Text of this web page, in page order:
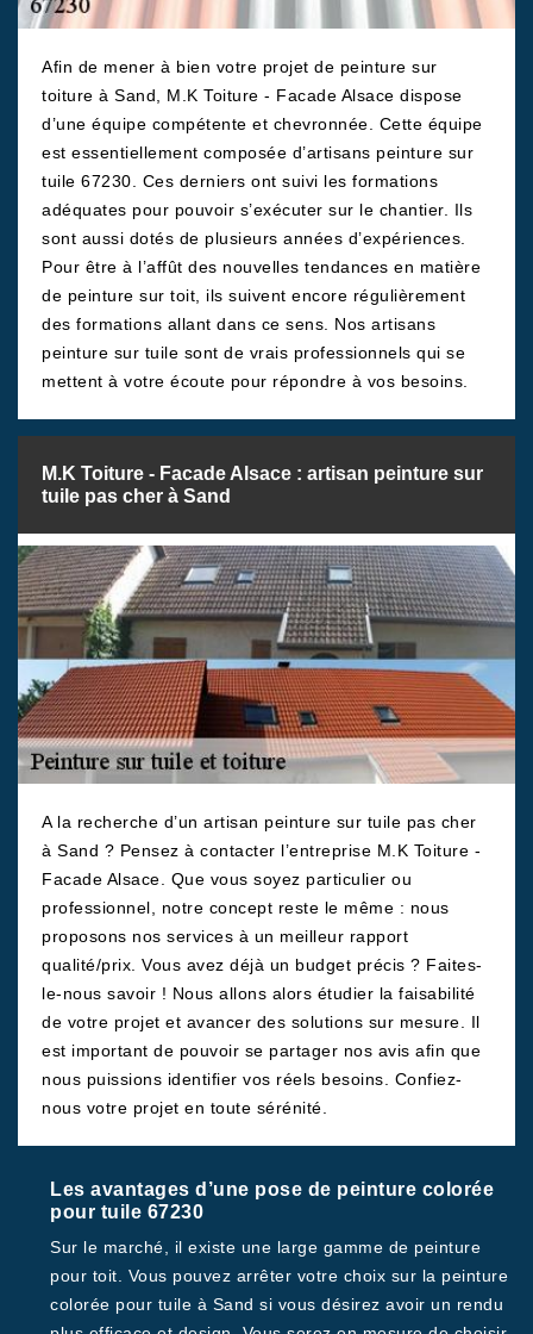
Afin de mener à bien votre projet de peinture sur
toiture à Sand, M.K Toiture - Facade Alsace dispose
d’une équipe compétente et chevronnée. Cette équipe
est essentiellement composée d’artisans peinture sur
tuile 67230. Ces derniers ont suivi les formations
adéquates pour pouvoir s’exécuter sur le chantier. Ils
sont aussi dotés de plusieurs années d’expériences.
Pour être à l’affût des nouvelles tendances en matière
de peinture sur toit, ils suivent encore régulièrement
des formations allant dans ce sens. Nos artisans
peinture sur tuile sont de vrais professionnels qui se
mettent à votre écoute pour répondre à vos besoins.
M.K Toiture - Facade Alsace : artisan peinture sur
tuile pas cher à Sand
A la recherche d’un artisan peinture sur tuile pas cher
à Sand ? Pensez à contacter l’entreprise M.K Toiture -
Facade Alsace. Que vous soyez particulier ou
professionnel, notre concept reste le même : nous
proposons nos services à un meilleur rapport
qualité/prix. Vous avez déjà un budget précis ? Faites-
le-nous savoir ! Nous allons alors étudier la faisabilité
de votre projet et avancer des solutions sur mesure. Il
est important de pouvoir se partager nos avis afin que
nous puissions identifier vos réels besoins. Confiez-
nous votre projet en toute sérénité.
Les avantages d’une pose de peinture colorée
pour tuile 67230
Sur le marché, il existe une large gamme de peinture
pour toit. Vous pouvez arrêter votre choix sur la peinture
colorée pour tuile à Sand si vous désirez avoir un rendu